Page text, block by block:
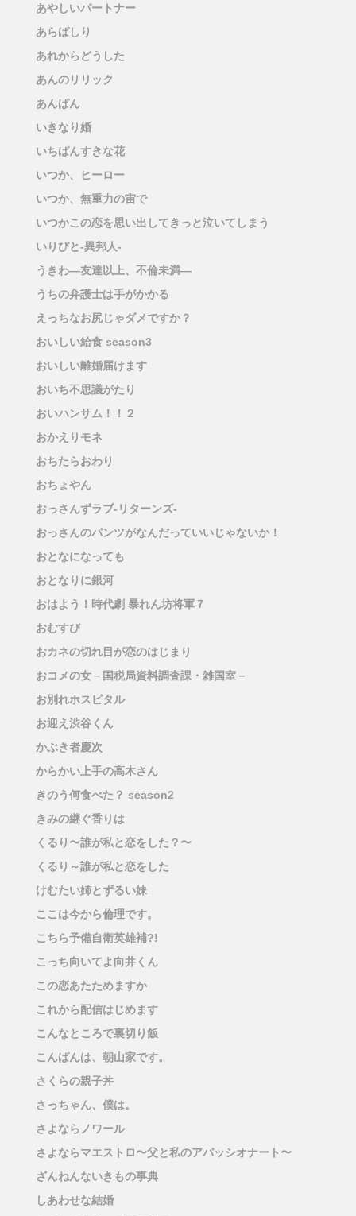
あやしいパートナー
あらばしり
あれからどうした
あんのリリック
あんぱん
いきなり婚
いちばんすきな花
いつか、ヒーロー
いつか、無重力の宙で
いつかこの恋を思い出してきっと泣いてしまう
いりびと-異邦人-
うきわ―友達以上、不倫未満―
うちの弁護士は手がかかる
えっちなお尻じゃダメですか？
おいしい給食 season3
おいしい離婚届けます
おいち不思議がたり
おいハンサム！！２
おかえりモネ
おちたらおわり
おちょやん
おっさんずラブ-リターンズ-
おっさんのパンツがなんだっていいじゃないか！
おとなになっても
おとなりに銀河
おはよう！時代劇 暴れん坊将軍７
おむすび
おカネの切れ目が恋のはじまり
おコメの女－国税局資料調査課・雑国室－
お別れホスピタル
お迎え渋谷くん
かぶき者慶次
からかい上手の高木さん
きのう何食べた？ season2
きみの継ぐ香りは
くるり〜誰が私と恋をした？〜
くるり～誰が私と恋をした
けむたい姉とずるい妹
ここは今から倫理です。
こちら予備自衛英雄補?!
こっち向いてよ向井くん
この恋あたためますか
これから配信はじめます
こんなところで裏切り飯
こんばんは、朝山家です。
さくらの親子丼
さっちゃん、僕は。
さよならノワール
さよならマエストロ〜父と私のアパッシオナート〜
ざんねんないきもの事典
しあわせな結婚